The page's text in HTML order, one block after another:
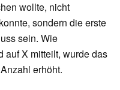
wollte, nicht
sondern die erste
sein. Wie
auf X mitteilt, wurde das
erhöht.